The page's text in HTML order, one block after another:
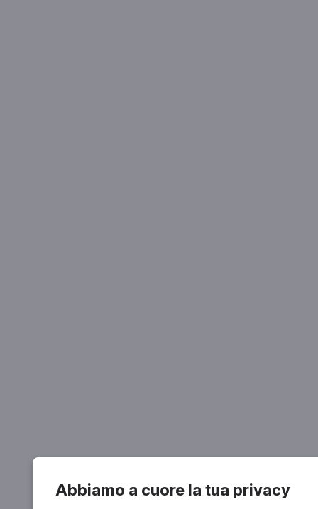
Abbiamo a cuore la tua privacy